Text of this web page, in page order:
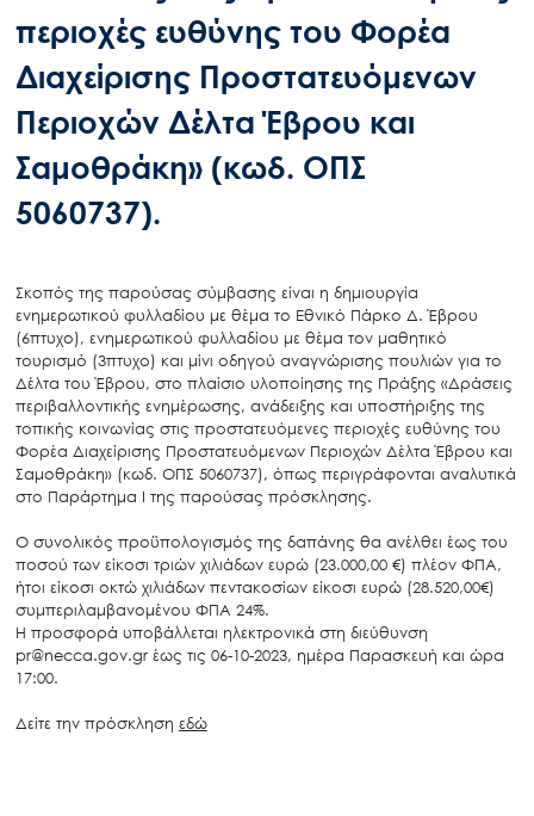
περιοχές ευθύνης του Φορέα
Διαχείρισης Προστατευόμενων
Περιοχών Δέλτα Έβρου και
Σαμοθράκη» (κωδ. ΟΠΣ
5060737).
Σκοπός της παρούσας σύμβασης είναι η δημιουργία
ενημερωτικού φυλλαδίου με θέμα το Εθνικό Πάρκο Δ.Έβρου
(6πτυχο), ενημερωτικού φυλλαδίου με θέμα τον μαθητικό
τουρισμό (3πτυχο) και μίνι οδηγού αναγνώρισης πουλιών για το
Δέλτα του Έβρου, στο πλαίσιο υλοποίησης της Πράξης «Δράσεις
περιβαλλοντικής ενημέρωσης, ανάδειξης και υποστήριξης της
τοπικής κοινωνίας στις προστατευόμενες περιοχές ευθύνης του
Φορέα Διαχείρισης Προστατευόμενων Περιοχών Δέλτα Έβρου και
Σαμοθράκη» (κωδ. ΟΠΣ 5060737), όπως περιγράφονται αναλυτικά
στο Παράρτημα Ι της παρούσας πρόσκλησης.
Ο συνολικός προϋπολογισμός της δαπάνης θα ανέλθει έως του
ποσού των είκοσι τριών χιλιάδων ευρώ (23.000,00 €) πλέον ΦΠΑ,
ήτοι είκοσι οκτώ χιλιάδων πεντακοσίων είκοσι ευρώ (28.520,00€)
συμπεριλαμβανομένου ΦΠΑ 24%.
Η προσφορά υποβάλλεται ηλεκτρονικά στη διεύθυνση
pr@necca.gov.gr έως τις 06-10-2023, ημέρα Παρασκευή και ώρα
17:00.
Δείτε την πρόσκληση εδώ